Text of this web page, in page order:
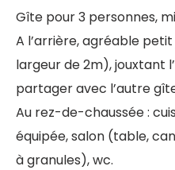
Gîte pour 3 personnes,
A l’arrière, agréable
largeur de 2m), jouxtant
partager avec l’autre
Au rez-de-chaussée :
équipée, salon (table,
à granules), wc.